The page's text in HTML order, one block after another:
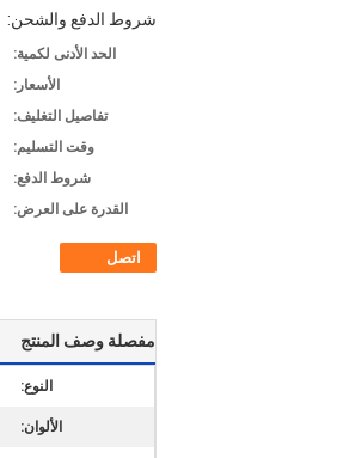
شروط الدفع والشحن:
الحد الأدنى لكمية:
الأسعار:
تفاصيل التغليف:
وقت التسليم:
شروط الدفع:
القدرة على العرض:
اتصل
مفصلة وصف المنتج
النوع:
الألوان: